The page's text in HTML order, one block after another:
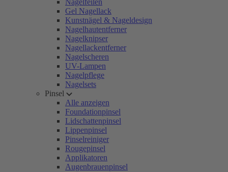
Nagelfeilen
Gel Nagellack
Kunstnägel & Nageldesign
Nagelhautentferner
Nagelknipser
Nagellackentferner
Nagelscheren
UV-Lampen
Nagelpflege
Nagelsets
Pinsel
Alle anzeigen
Foundationpinsel
Lidschattenpinsel
Lippenpinsel
Pinselreiniger
Rougepinsel
Applikatoren
Augenbrauenpinsel